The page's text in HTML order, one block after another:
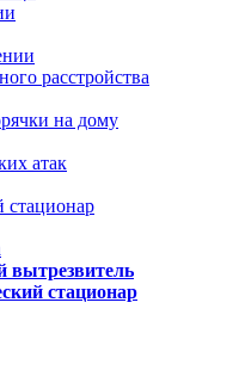
расстройства
на дому
атак
стационар
вытрезвитель
стационар